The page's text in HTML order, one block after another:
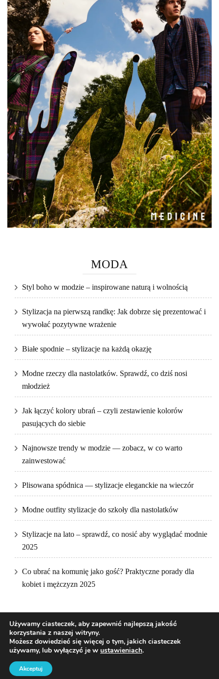
MODA
Styl boho w modzie – inspirowane naturą i wolnością
Stylizacja na pierwszą randkę: Jak dobrze się prezentować i
wywołać pozytywne wrażenie
Białe spodnie – stylizacje na każdą okazję
Modne rzeczy dla nastolatków. Sprawdź, co dziś nosi
młodzież
Jak łączyć kolory ubrań – czyli zestawienie kolorów
pasujących do siebie
Najnowsze trendy w modzie — zobacz, w co warto
zainwestować
Plisowana spódnica — stylizacje eleganckie na wieczór
Modne outfity stylizacje do szkoły dla nastolatków
Stylizacje na lato – sprawdź, co nosić aby wyglądać modnie
2025
Co ubrać na komunię jako gość? Praktyczne porady dla
kobiet i mężczyzn 2025
Blossom Themes
Używamy ciasteczek, aby zapewnić najlepszą jakość
korzystania z naszej witryny.
Możesz dowiedzieć się więcej o tym, jakich ciasteczek
używamy, lub wyłączyć je w ustawieniach.
Akceptuj